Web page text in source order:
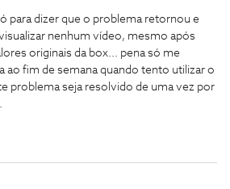
para dizer que o problema retornou e
nenhum vídeo, mesmo após
originais da box... pena só me
ao fim de semana quando tento utilizar o
problema seja resolvido de uma vez por